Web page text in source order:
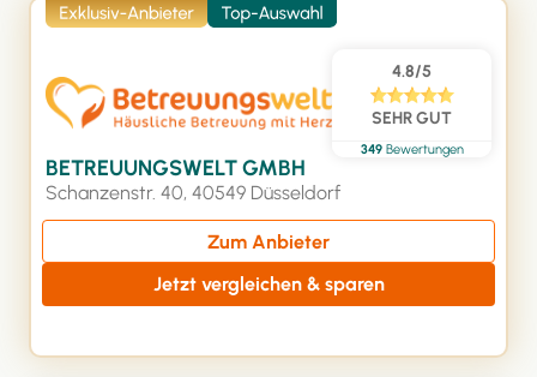
4.8/5
SEHR GUT
349 Bewertungen
BETREUUNGSWELT GMBH
Schanzenstr. 40, 40549 Düsseldorf
Zum Anbieter
Jetzt vergleichen & sparen